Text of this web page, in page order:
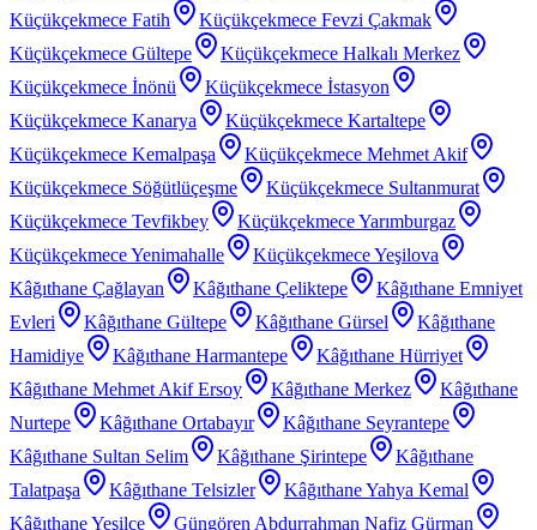
Küçükçekmece Fatih
Küçükçekmece Fevzi Çakmak
Küçükçekmece Gültepe
Küçükçekmece Halkalı Merkez
Küçükçekmece İnönü
Küçükçekmece İstasyon
Küçükçekmece Kanarya
Küçükçekmece Kartaltepe
Küçükçekmece Kemalpaşa
Küçükçekmece Mehmet Akif
Küçükçekmece Söğütlüçeşme
Küçükçekmece Sultanmurat
Küçükçekmece Tevfikbey
Küçükçekmece Yarımburgaz
Küçükçekmece Yenimahalle
Küçükçekmece Yeşilova
Kâğıthane Çağlayan
Kâğıthane Çeliktepe
Kâğıthane Emniyet
Evleri
Kâğıthane Gültepe Kâğıthane Gürsel
Kâğıthane
Hamidiye
Kâğıthane Harmantepe
Kâğıthane Hürriyet
Kâğıthane Mehmet Akif Ersoy
Kâğıthane Merkez
Kâğıthane
Nurtepe
Kâğıthane Ortabayır
Kâğıthane Seyrantepe
Kâğıthane Sultan Selim
Kâğıthane Şirintepe
Kâğıthane
Talatpaşa
Kâğıthane Telsizler
Kâğıthane Yahya Kemal
Kâğıthane Yeşilce
Güngören Abdurrahman Nafiz Gürman